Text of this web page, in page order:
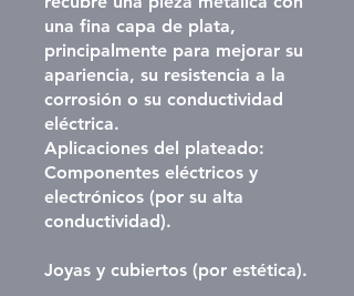
una fina capa de plata,
principalmente para mejorar su
apariencia, su resistencia a la
corrosión o su conductividad
eléctrica.
Aplicaciones del plateado:
Componentes eléctricos y
electrónicos (por su alta
conductividad).
Joyas y cubiertos (por estética).